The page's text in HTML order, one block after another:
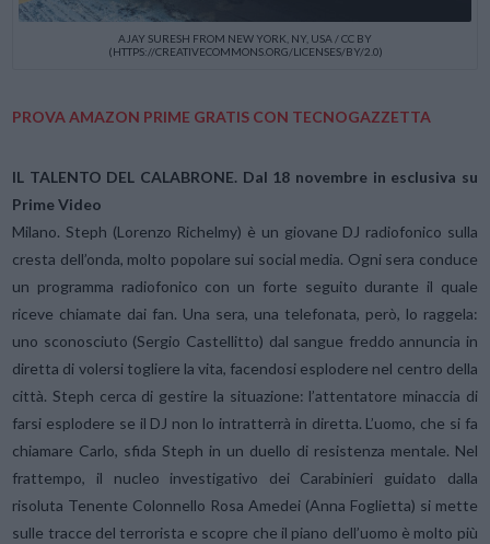
AJAY SURESH FROM NEW YORK, NY, USA / CC BY
(HTTPS://CREATIVECOMMONS.ORG/LICENSES/BY/2.0)
PROVA AMAZON PRIME GRATIS CON TECNOGAZZETTA
IL TALENTO DEL CALABRONE. Dal 18 novembre in esclusiva su
Prime Video
Milano. Steph (Lorenzo Richelmy) è un giovane DJ radiofonico sulla
cresta dell’onda, molto popolare sui social media. Ogni sera conduce
un programma radiofonico con un forte seguito durante il quale
riceve chiamate dai fan. Una sera, una telefonata, però, lo raggela:
uno sconosciuto (Sergio Castellitto) dal sangue freddo annuncia in
diretta di volersi togliere la vita, facendosi esplodere nel centro della
città. Steph cerca di gestire la situazione: l’attentatore minaccia di
farsi esplodere se il DJ non lo intratterrà in diretta. L’uomo, che si fa
chiamare Carlo, sfida Steph in un duello di resistenza mentale. Nel
frattempo, il nucleo investigativo dei Carabinieri guidato dalla
risoluta Tenente Colonnello Rosa Amedei (Anna Foglietta) si mette
sulle tracce del terrorista e scopre che il piano dell’uomo è molto più